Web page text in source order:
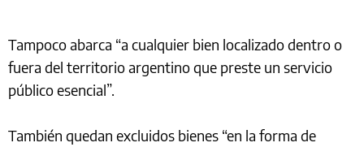
Tampoco abarca “a cualquier bien localizado dentro o
fuera del territorio argentino que preste un servicio
público esencial”.
También quedan excluidos bienes “en la forma de